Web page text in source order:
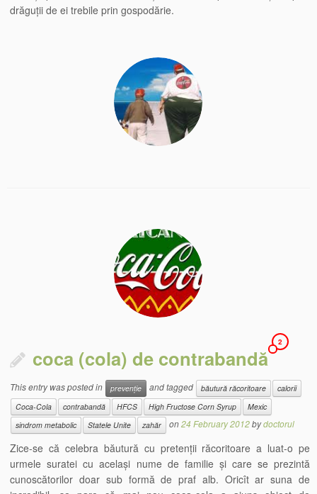
drăguții de ei trebile prin gospodărie.
coca (cola) de contrabandă
2
This entry was posted in prevenție and tagged băutură răcoritoare
calorii
Coca-Cola
contrabandă HFCS High Fructose Corn Syrup
Mexic
sindrom metabolic
Statele Unite zahăr on24 February 2012bydoctorul
Zice-se că celebra băutură cu pretenții răcoritoare a luat-o pe
urmele suratei cu același nume de familie și care se prezintă
cunoscătorilor doar sub formă de praf alb. Oricît ar suna de